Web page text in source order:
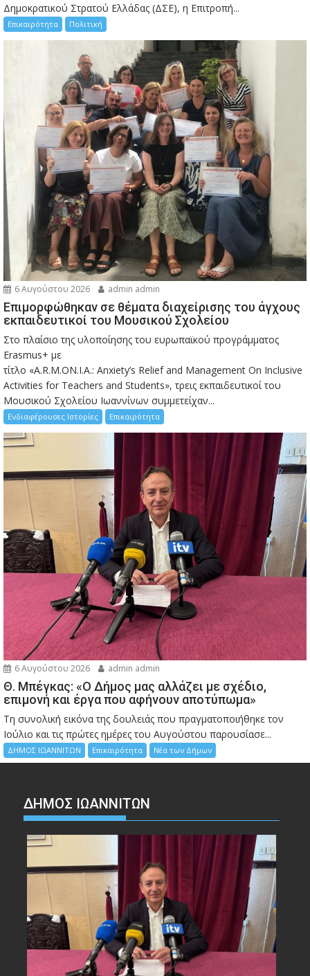
Δημοκρατικού Στρατού Ελλάδας (ΔΣΕ), η Επιτροπή...
Επικαιρότητα Πολιτική
6 Αυγούστου 2026 admin admin
Eπιμορφώθηκαν σε θέματα διαχείρισης του άγχους
εκπαιδευτικοί του Μουσικού Σχολείου
Στο πλαίσιο της υλοποίησης του ευρωπαϊκού προγράμματος
Erasmus+ με
τίτλο «A.R.M.ON.I.A.: Anxiety’s Relief and Management On Inclusive
Activities for Teachers and Students», τρεις εκπαιδευτικοί του
Μουσικού Σχολείου Ιωαννίνων συμμετείχαν...
Ενδιαφέρουσες Ιστορίες Επικαιρότητα
6 Αυγούστου 2026 admin admin
Θ. Μπέγκας: «Ο Δήμος μας αλλάζει με σχέδιο,
επιμονή και έργα που αφήνουν αποτύπωμα»
Τη συνολική εικόνα της δουλειάς που πραγματοποιήθηκε τον
Ιούλιο και τις πρώτες ημέρες του Αυγούστου παρουσίασε...
ΔΗΜΟΣ ΙΩΑΝΝΙΤΩΝ Επικαιρότητα Νέα των Δήμων
ΔΗΜΟΣ ΙΩΑΝΝΙΤΩΝ